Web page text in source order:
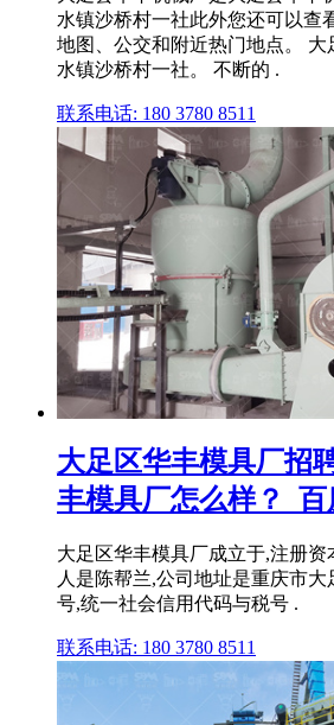
水镇沙桥村一社此外您还可以查
地图、公交和附近热门地点。 大
水镇沙桥村一社。 不断的 .
联系电话: 180 3780 8511
大足区华丰模具厂招
丰模具厂怎么样？_百
大足区华丰模具厂成立于,注册
人是陈帮兰,公司地址是重庆市大
号,统一社会信用代码与税号 .
联系电话: 180 3780 8511